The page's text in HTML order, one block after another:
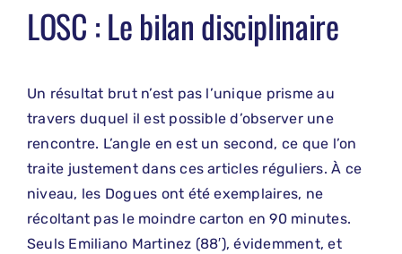
LOSC : Le bilan disciplinaire
Un résultat brut n’est pas l’unique prisme au
travers duquel il est possible d’observer une
rencontre. L’angle en est un second, ce que l’on
traite justement dans ces articles réguliers. À ce
niveau, les Dogues ont été exemplaires, ne
récoltant pas le moindre carton en 90 minutes.
Seuls Emiliano Martinez (88′), évidemment, et